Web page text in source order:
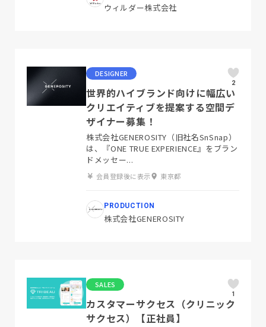
ウィルダー株式会社
DESIGNER
2
世界的ハイブランド向けに幅広い
クリエイティブを提案する空間デ
ザイナー募集！
株式会社GENEROSITY（旧社名SnSnap）
は、『ONE TRUE EXPERIENCE』をブラン
ドメッセー...
会員登録後に表示 東京都
PRODUCTION
株式会社GENEROSITY
SALES
1
カスタマーサクセス（クリニック
サクセス）【正社員】